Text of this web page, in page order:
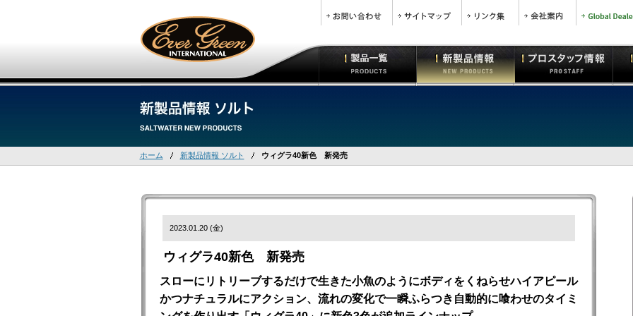
ホーム 新製品情報 ソルト ウィグラ40新色 新発売
2023.01.20 (金)
ウィグラ40新色 新発売
スローにリトリーブするだけで生きた小魚のようにボディをくねらせハイアピール
かつナチュラルにアクション、流れの変化で一瞬ふらつき自動的に喰わせのタイミ